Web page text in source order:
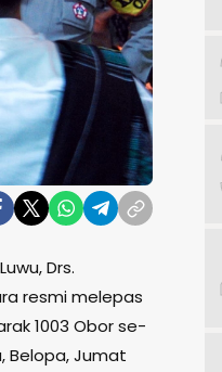
Drs.
resmi melepas
1003 Obor se-
Belopa, Jumat